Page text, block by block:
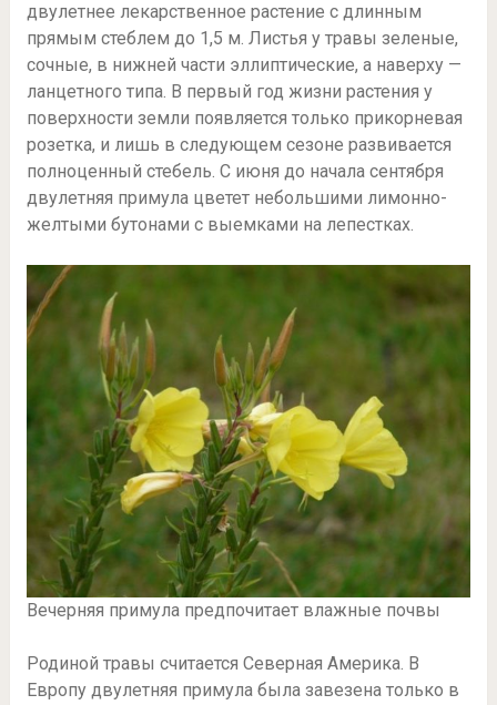
двулетнее лекарственное растение с длинным
прямым стеблем до 1,5 м. Листья у травы зеленые,
сочные, в нижней части эллиптические, а наверху —
ланцетного типа. В первый год жизни растения у
поверхности земли появляется только прикорневая
розетка, и лишь в следующем сезоне развивается
полноценный стебель. С июня до начала сентября
двулетняя примула цветет небольшими лимонно-
желтыми бутонами с выемками на лепестках.
Вечерняя примула предпочитает влажные почвы
Родиной травы считается Северная Америка. В
Европу двулетняя примула была завезена только в